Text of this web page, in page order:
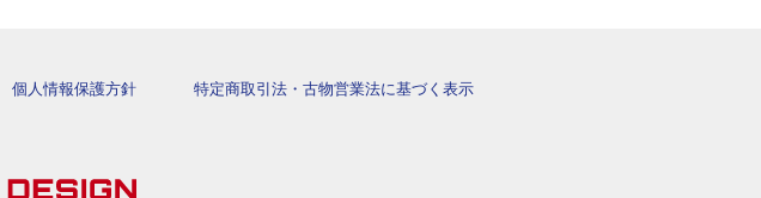
個人情報保護方針 特定商取引法・古物営業法に基づく表示